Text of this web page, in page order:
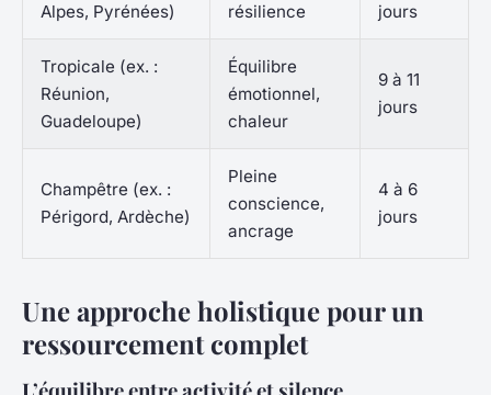
Alpes, Pyrénées)
résilience
jours
Tropicale (ex. :
Réunion,
Guadeloupe)
Équilibre
émotionnel,
chaleur
9 à 11
jours
Champêtre (ex. :
Périgord, Ardèche)
Pleine
conscience,
ancrage
4 à 6
jours
Une approche holistique pour un
ressourcement complet